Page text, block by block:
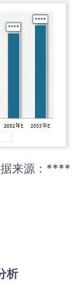
来源：****
析